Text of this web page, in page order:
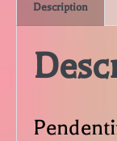
de
Vie
Description